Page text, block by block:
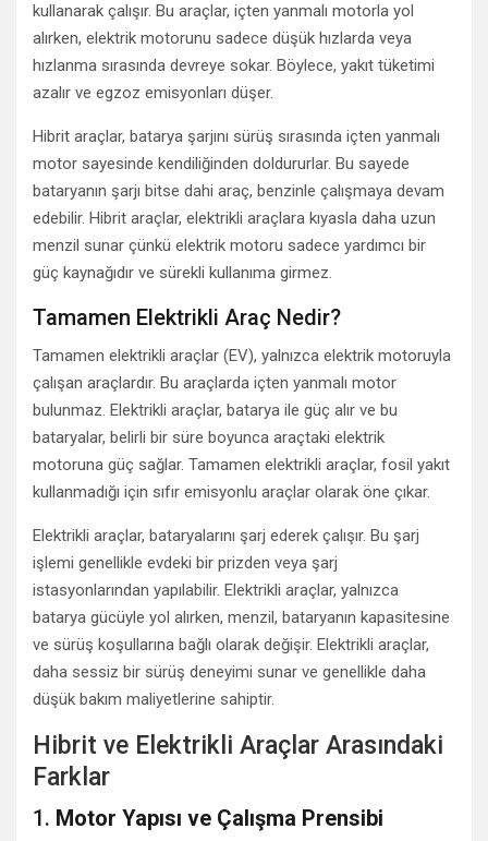
kullanarak çalışır. Bu araçlar, içten yanmalı motorla yol
alırken, elektrik motorunu sadece düşük hızlarda veya
hızlanma sırasında devreye sokar. Böylece, yakıt tüketimi
azalır ve egzoz emisyonları düşer.
Hibrit araçlar, batarya şarjını sürüş sırasında içten yanmalı
motor sayesinde kendiliğinden doldururlar. Bu sayede
bataryanın şarjı bitse dahi araç, benzinle çalışmaya devam
edebilir. Hibrit araçlar, elektrikli araçlara kıyasla daha uzun
menzil sunar çünkü elektrik motoru sadece yardımcı bir
güç kaynağıdır ve sürekli kullanıma girmez.
Tamamen Elektrikli Araç Nedir?
Tamamen elektrikli araçlar (EV), yalnızca elektrik motoruyla
çalışan araçlardır. Bu araçlarda içten yanmalı motor
bulunmaz. Elektrikli araçlar, batarya ile güç alır ve bu
bataryalar, belirli bir süre boyunca araçtaki elektrik
motoruna güç sağlar. Tamamen elektrikli araçlar, fosil yakıt
kullanmadığı için sıfır emisyonlu araçlar olarak öne çıkar.
Elektrikli araçlar, bataryalarını şarj ederek çalışır. Bu şarj
işlemi genellikle evdeki bir prizden veya şarj
istasyonlarından yapılabilir. Elektrikli araçlar, yalnızca
batarya gücüyle yol alırken, menzil, bataryanın kapasitesine
ve sürüş koşullarına bağlı olarak değişir. Elektrikli araçlar,
daha sessiz bir sürüş deneyimi sunar ve genellikle daha
düşük bakım maliyetlerine sahiptir.
Hibrit ve Elektrikli Araçlar Arasındaki
Farklar
1. Motor Yapısı ve Çalışma Prensibi